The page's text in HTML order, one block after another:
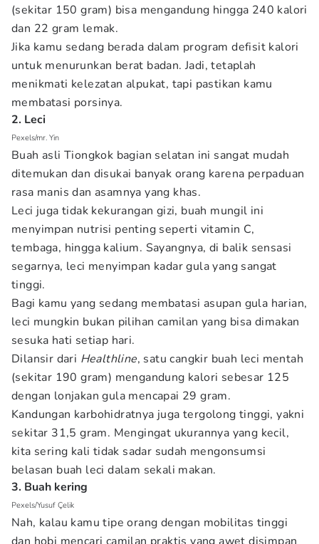
(sekitar 150 gram) bisa mengandung hingga 240 kalori
dan 22 gram lemak.
Jika kamu sedang berada dalam program defisit kalori
untuk menurunkan berat badan. Jadi, tetaplah
menikmati kelezatan alpukat, tapi pastikan kamu
membatasi porsinya.
2. Leci
Pexels/mr. Yin
Buah asli Tiongkok bagian selatan ini sangat mudah
ditemukan dan disukai banyak orang karena perpaduan
rasa manis dan asamnya yang khas.
Leci juga tidak kekurangan gizi, buah mungil ini
menyimpan nutrisi penting seperti vitamin C,
tembaga, hingga kalium. Sayangnya, di balik sensasi
segarnya, leci menyimpan kadar gula yang sangat
tinggi.
Bagi kamu yang sedang membatasi asupan gula harian,
leci mungkin bukan pilihan camilan yang bisa dimakan
sesuka hati setiap hari.
Dilansir dari Healthline, satu cangkir buah leci mentah
(sekitar 190 gram) mengandung kalori sebesar 125
dengan lonjakan gula mencapai 29 gram.
Kandungan karbohidratnya juga tergolong tinggi, yakni
sekitar 31,5 gram. Mengingat ukurannya yang kecil,
kita sering kali tidak sadar sudah mengonsumsi
belasan buah leci dalam sekali makan.
3. Buah kering
Pexels/Yusuf Çelik
Nah, kalau kamu tipe orang dengan mobilitas tinggi